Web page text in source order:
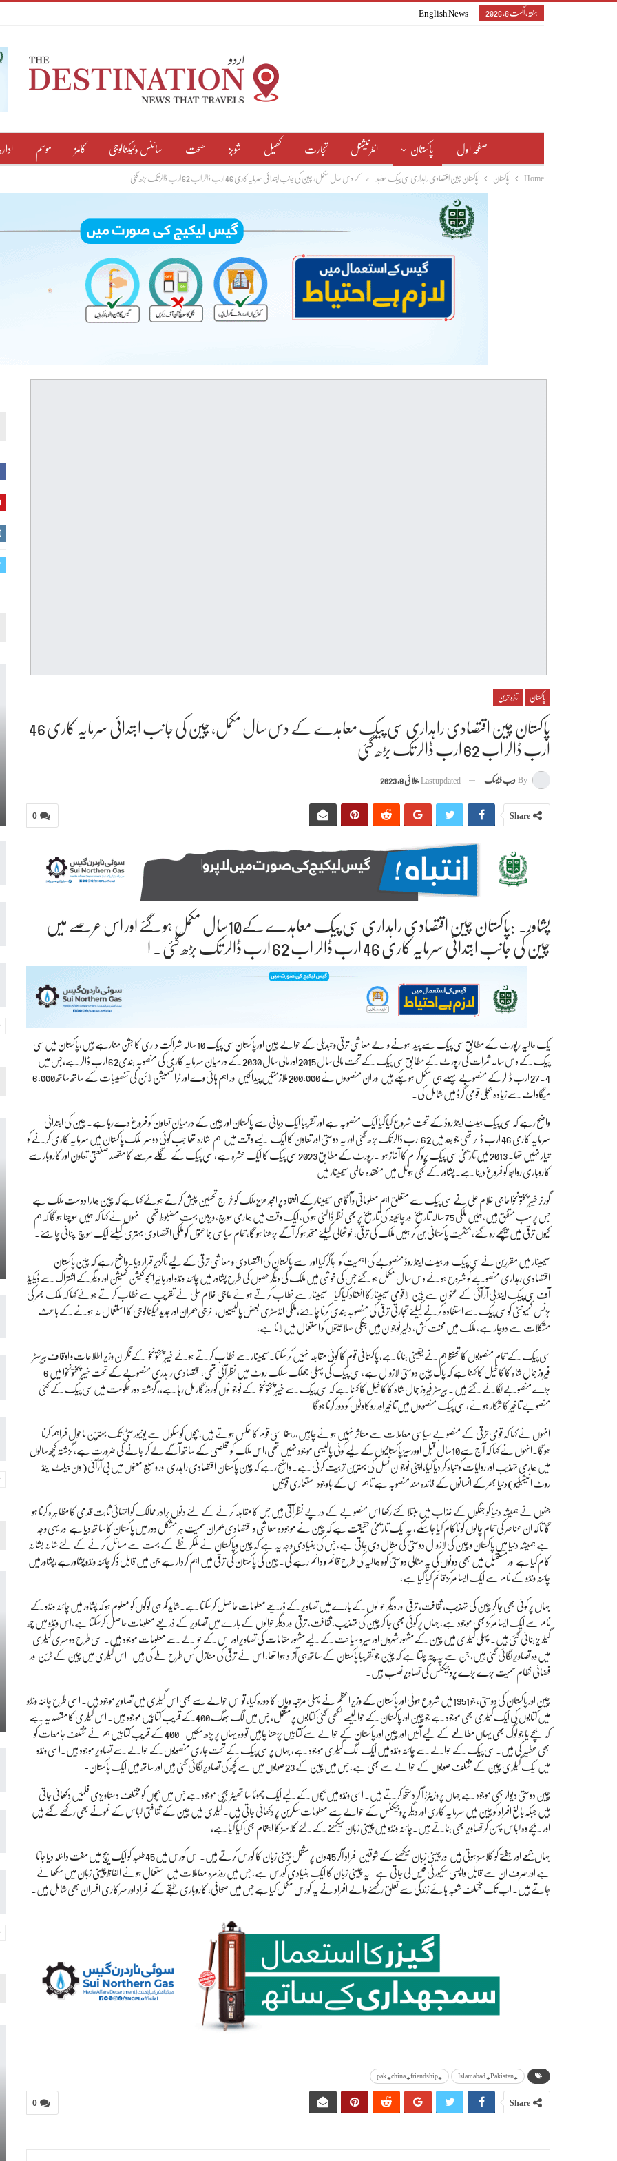
ہفتہ, اگست 8, 2026 English News
صفحہ اول پاکستان انٹرنیشنل تجارت کھیل شوبز صحت سائنس وٹیکنالوجی کالمز موسم ادارہ
Home پاکستان پاکستان چین اقتصادی راہداری سی پیک معاہدے کے دس سال مکمل، چین کی جانب ابتدائی سرمایہ کاری 46 ارب ڈالر اب 62 ارب ڈالر تک بڑھ گئی
پاکستان تازہ ترین
پاکستان چین اقتصادی راہداری سی پیک معاہدے کے دس سال مکمل، چین کی جانب ابتدائی سرمایہ کاری 46
ارب ڈالر اب 62 ارب ڈالر تک بڑھ گئی
By ویب ڈیسک Last updated جولائی 8, 2023
0 Share
پشاور۔ :پاکستان چین اقتصادی راہداری سی پیک معاہدے کے10سال مکمل ہو گئے اور اس عرصے میں
چین کی جانب ابتدائی سرمایہ کاری 46 ارب ڈالر اب 62 ارب ڈالر تک بڑھ گئی ۔ ا
یک حالیہ رپورٹ کے مطابق سی پیک سے پیدا ہونے والے معاشی ترقی و تبدیلی کے حوالے چین اور پاکستان سی پیک 10 سالہ شراکت داری کا جشن منارہے ہیں،پاکستان میں سی
پیک کے دس سالہ ثمرات کی رپورٹ کے مطابق سی پیک کے تحت مالی سال 2015 اور مالی سال 2030 کے درمیان سرمایہ کاری کی منصوبہ بندی62 ارب ڈالر ہے،جس میں
27.4 ارب ڈالر کے منصوبے پہلے ہی مکمل ہو چکے ہیں اور ان منصوبوں نے 200,000 ملازمتیں پیدا کیں اور اہم ہائی وے اور ٹرانسمیشن لائن کی تنصیبات کے ساتھ ساتھ 6,000
میگاواٹ سے زیادہ بجلی قومی گرڈ میں شامل کی۔
واضح رہے کہ سی پیک بیلٹ اینڈ روڈ کے تحت شروع کیا گیا ایک منصوبہ ہے اور تقریبا ایک دہائی سے پاکستان اور چین کے درمیان تعاون کو فروغ دے رہا ہے۔ چین کی ابتدائی
سرمایہ کاری 46 ارب ڈالر تھی جو بعد میں 62 ارب ڈالر تک بڑھ گئی اور یہ دوستی اور تعاون کا ایک ایسے وقت میں اہم اشارہ تھا جب کوئی دوسرا ملک پاکستان میں سرمایہ کاری کرنے کو
تیار نہیں تھا۔ 2013 میں تاریخی سی پیک پروگرام کا آغاز ہوا ۔رپورٹ کے مطابق 2023 سی پیک کا ایک عشرہ ہے، سی پیک کے اگلے مرحلے کا مقصد صنعتی تعاون اور کاروبار سے
کاروباری روابط کو فروغ دینا ہے۔ پشاور کے نجی ہوٹل میں منعقدہ عالمی سیمینار میں
گورنر خیبرپختونخوا حاجی غلام علی نے سی پیک سے متعلق اہم معلوماتی و آگاہی سیمینار کے انعقاد پر امجد عزیز ملک کو خراج تحسین پیش کرتے ہوئے کہا ہے کہ چین ہمارا دوست ملک ہے
جس پر سب متفق ہیں،ہمیں ملکی 75 سالہ تاریخ اور چائینہ کی تاریخ پر بھی نظر ڈالنی ہو گی، ایک وقت میں ہماری سوچ، ویژن بہت مضبوط تھی۔انہوں نے کہا کہ ہمیں سوچنا ہو گا کہ ہم
کیوں ترقی میں پیچھے رہ گئے، بحثیت پاکستانی بن کر ہمیں ملک کی ترقی، خوشحالی کیلئے متحد ہو کر آگے بڑھنا ہو گا، تمام سیاسی جماعتوں کو ملکی اقتصادی بہتری کیلئے ایک سوچ اپنانی چاہئے۔
سیمینار میں مقررین نے سی پیک اور بیلٹ اینڈ روڈ منصوبے کی اہمیت کو اجاگر کیا اور اسے پاکستان کی اقتصادی و معاشی ترقی کے لیے ناگزیر قرار دیا۔واضح رہے کہ چین پاکستان
اقتصادی رہداری منصوبے کو شروع ہو ئے دس سال مکمل ہو گئے جس کی خوشی میں ملک کی دیگر حصوں کی طرح پشاور میں چائنہ ونڈو اور ہائیر ایجو کیشن کمیشن اور دیگرکے اشتراک سے ڈیکیڈ
آف سی پیک اینڈ بی آر آئی کے عنوان سے بین الاقومی سیمینارکا انعقاد کیا گیا ۔سیمینار سے خطاب کرتے ہوئے حاجی غلام علی نے تقریب سے خطاب کرتے ہوئے کہا کہ ملک بھر کی
بزنس کمیونٹی کو سی پیک سے استفادہ کرنے کیلئے تجارتی ترقی کی منصوبہ بندی کرنا چاہئے،ملکی انڈسٹری بعض پالیسیوں، انرجی بحران اور جدید ٹیکنالوجی کا استعمال نہ ہونے کے باعث
مشکلات سے دوچار ہے، ملک میں محنت کش، دلیر نوجوان ہیں جنکی صلاحیتوں کو استعمال میں لانا ہے،
سی پیک کے تمام منصوبوں کا تحفظ ہم نے یقینی بنانا ہے، پاکستانی قوم کا کوئی مقابلہ نہیں کر سکتا۔سیمینار سے خطاب کرتے ہوئے خیبرپختونخوا کے نگران وزیر اطلاعات و اوقاف بیرسٹر
فیروز جمال شاہ کاکاخیل کا کہنا ہے کہ پاک چین دوستی لازوال ہے، سی پیک کی پہلی جھلک سلک روٹ میں نظر آئی تھی،اقتصادی راہدری منصوبے کے تحت خیبرپختونخوا میں 6
بڑے منصوبے لگائے گئے ہیں ۔ بیرسٹر فیروز جمال شاہ کاکاخیل کا کہنا ہے کہ سی پیک سے خیبرپختونخوا کے نوجوانوں کو روزگار مل رہا ہے،، گزشتہ دور حکومت میں سی پیک کے کئی
منصوبے تاخیر کا شکار ہوئے، سی پیک منصوبوں میں تاخیر اور روکاوٹوں کو دور کرنا ہوگا۔
انہوں نے کہا کہ قومی ترقی کے منصوبے سیاسی معاملات سے متاثر نہیں ہونے چاہیں،رہنما اسی قوم کا عکس ہوتے ہیں،بچوں کو سکول سے یونیورسٹی تک بہترین ماحول فراہم کرنا
ہوگا۔انہوں نے کہا کہ آج سے10سال قبل اوورسیز پاکستانیوں کے لیے کوئی پالیسی موجود نہیں تھی،اس ملک کو مخلصی کے ساتھ آگے لے کر جانے کی ضرورت ہے، گزشتہ کچھ سالوں
میں ہماری تہذیب اور روایات کو تباہ کر دیا گیا،اپنی نوجوان نسل کی بہترین تربیت کرنی ہے۔ واضح رہے کہ چین پاکستان اقتصادی راہدری اور وسیع معنوں میں بی آرآئی( ون بیلٹ اینڈ
روٹ انیشیٹیو)دنیا بھر کے انسانوں کے فائدہ مند منصوبہ ہے تاہم اس کے باوجود استعماری قوتیں
جنہوں نے ہمیشہ دنیا کو جنگوں کے غذاب میں مبتلا کئے رکھا اس منصوبے کے درپے نظر آتی ہیں جس کا مقابلہ کرنے کے لئے دنوں برادر ممالک کو انتہائی ثابت قدمی کا مظاہر ہ کرنا ہو
گا تاکہ ان عناصر کی تمام چالوں کو ناکام کیا جاسکے، یہ ایک تاریخی حقیقت ہے کہ چین نے موجودہ معاشی و اقتصادی بحران سمیت ہر مشکل دور میں پاکستان کا ساتھ دیا ہے اور یہی وجہ
ہے ہمیشہ دنیا میں پاکستان و چین کی لازوال دوستی کی مثال دی جاتی ہے، جس کی بنیادی وجہ یہ ہے کہ چین وپاکستان نے ملکر خطے کے بہت سے مسائل کرنے کے لئے شانہ بشانہ
کام کیا ہے اورمستقبل میں بھی دونوں کی یہ مثالی دوستی کوہ ہمالیہ کی طرح قائم و دائم رہے گی۔چین کی پاکستان کی ترقی میں اہم کردار ہے جن میں قابل ذکر چائنہ ونڈو پشاورہے،پشاورمیں
چائنہ ونڈو کے نام سے ایک ایسا مرکز قائم کیا گیا ہے،
جہاں پر کوئی بھی جا کر چین کی تہذیب، ثقافت، ترقی اور دیگر حوالوں کے بارے میں تصاویر کے ذریعے معلومات حاصل کرسکتا ہے۔شاید کم ہی لوگوں کو معلوم ہو کہ پشاور میں چائنہ ونڈو کے
نام سے ایک ایسا مرکز بھی موجود ہے، جہاں پر کوئی بھی جا کر چین کی تہذیب، ثقافت، ترقی اور دیگر حوالوں کے بارے میں تصاویر کے ذریعے معلومات حاصل کرسکتا ہے،اس ونڈو میں چھ
گیلریز بنائی گئی ہیں۔ پہلی گیلری میں چین کے مشہور شہروں اور سیر و سیاحت کے لیے مشہور مقامات کی تصاویر اور اس کے حوالے سے معلومات موجود ہیں۔اسی طرح دوسری گیلری
میں وہ تصاویر لگائی گئی ہیں، جن سے یہ پتہ چلتا ہے کہ چین جو تقریبا پاکستان کے ساتھ ہی آزاد ہوا تھا، اس نے ترقی کی منازل کس طرح طے کی ہیں۔اس گیلری میں چین کے ٹرین اور
فضائی نظام سمیت بڑے بڑے پروجیکٹس کی تصاویر نصب ہیں۔
چین اور پاکستان کی دوستی، جو 1951میں شروع ہوئی اور پاکستان کے وزیر اعظم نے پہلی مرتبہ وہاں کا دورہ کیا، تو اس حوالے سے بھی اس گیلری میں تصاویر موجود ہیں۔ اسی طرح چائنہ ونڈو
میں کتابوں کی ایک گیلری بھی موجود ہے جو چین اور پاکستان کے حوالیسے لکھی گئی کتابوں پر مشتمل، جس میں لگ بھگ 400کے قریب کتابیں موجود ہیں۔ اس گیلری کا مقصد یہ ہے
کہ بچے یا جو لوگ بھی یہاں مطالعے کے لیے آئیں اور چین اور پاکستان کے حوالے سے کتابیں پڑھنا چاہیں تو وہ یہاں پر پڑھ سکیں۔ 400کے قریب کتابیں ہم نے مختلف جامعات کو
بھی عطیہ کی ہیں۔ سی پیک کے حوالے سے چائنہ ونڈو میں ایک الگ گیلری موجود ہے، جہاں پر سی پیک کے تحت جاری منصوبوں کے حوالے سے تصاویر موجود ہیں۔اسی ونڈو
میں ایک گیلری چین کے مختلف صوبوں کے حوالے سے بھی ہے، جس میں چین کے 23صوبوں میں سے کچھ کی تصاویر لگائی گئی ہیں اور ساتھ میں ایک پاکستان-
چین دوستی دیوار بھی موجود ہے جہاں پر وزیٹرز آ کر دستخط کرتے ہیں۔ اسی ونڈو میں بچوں کے لیے ایک چھوٹا سا تھیٹر بھی موجود ہے جس میں بچوں کو مختلف دستاویزی فلمیں دکھائی جاتی
ہیں جبکہ بالغ افراد کو چین میں سرمایہ کاری اور دیگر پروجیکٹس کے حوالے سے معلومات سکرین پر دکھائی جاتی ہیں۔ گیلری میں چین کے ثقافتی لباس کے نمونے بھی رکھے گئے ہیں
اور بچے وہ لباس پہن کر تصاویر بھی بناتے ہیں۔چائنہ ونڈو میں چینی زبان سیکھنے کے لئے کلاسز کا اہتمام بھی کیا گیا ہے،
جہاں جمعے اور ہفتے کو کلاسز ہوتی ہیں اور چینی زبان سیکھنے کے شوقین افراد آکر 45دن پر مشتمل چینی زبان کا کورس کرتے ہیں۔ اس کورس میں 45طلبہ کو ایک بیچ میں مفت داخلہ دیا جاتا
ہے اور صرف ان سے قابل واپسی سکیورٹی فیس لی جاتی ہے۔یہ چینی زبان کا ایک بنیادی کورس ہے، جس میں روزمرہ معاملات میں استعمال ہونے الفاظ چینی زبان میں سکھائے
جاتے ہیں۔ اب تک مختلف شعبہ ہائے زندگی سے تعلق رکھنے والے افراد نے یہ کورس مکمل کیا ہے جس میں صحافی، کاروباری طبقے کے افراد اور سرکاری افسران بھی شامل ہیں۔
0 Share